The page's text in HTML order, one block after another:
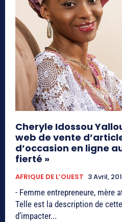
Cheryle Idossou
web de vente
d’occasion en ligne
fierté »
AFRIQUE DE L’OUEST 3 Avril,
- Femme entrepreneure, mère
Telle est la description de
d’impacter...